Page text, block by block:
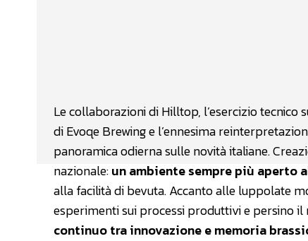
Le collaborazioni di Hilltop, l’esercizio
di Evoqe Brewing e l’ennesima
panoramica odierna sulle novità italiane.
nazionale:un ambiente sempre più aperto
alla facilità di bevuta. Accanto alle luppolate
esperimenti sui processi produttivi e persino
continuo tra innovazione e memoria